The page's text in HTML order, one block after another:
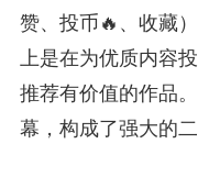
赞、投币🔥、收藏
上是在为优质内容
推荐有价值的作品
幕，构成了强大的